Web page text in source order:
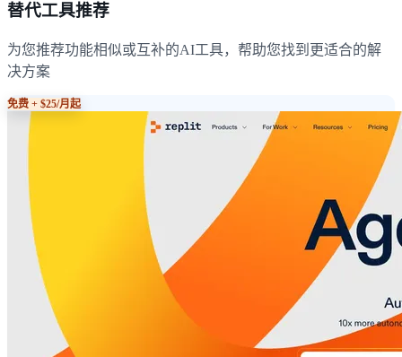
替代工具推荐
为您推荐功能相似或互补的AI工具，帮助您找到更适合的解
决方案
免费 + $25/月起